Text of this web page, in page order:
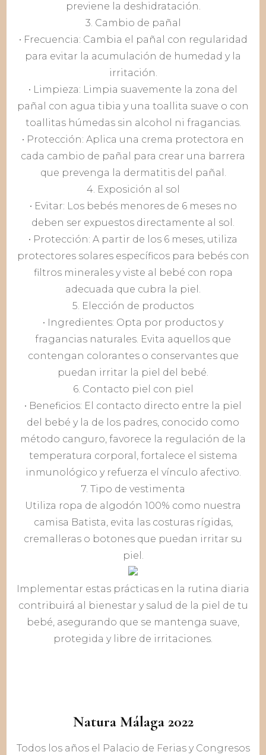
previene la deshidratación.
3. Cambio de pañal
• Frecuencia: Cambia el pañal con regularidad
para evitar la acumulación de humedad y la
irritación.
• Limpieza: Limpia suavemente la zona del
pañal con agua tibia y una toallita suave o con
toallitas húmedas sin alcohol ni fragancias.
• Protección: Aplica una crema protectora en
cada cambio de pañal para crear una barrera
que prevenga la dermatitis del pañal.
4. Exposición al sol
• Evitar: Los bebés menores de 6 meses no
deben ser expuestos directamente al sol.
• Protección: A partir de los 6 meses, utiliza
protectores solares específicos para bebés con
filtros minerales y viste al bebé con ropa
adecuada que cubra la piel.
5. Elección de productos
• Ingredientes: Opta por productos y
fragancias naturales. Evita aquellos que
contengan colorantes o conservantes que
puedan irritar la piel del bebé.
6. Contacto piel con piel
• Beneficios: El contacto directo entre la piel
del bebé y la de los padres, conocido como
método canguro, favorece la regulación de la
temperatura corporal, fortalece el sistema
inmunológico y refuerza el vínculo afectivo.
7. Tipo de vestimenta
Utiliza ropa de algodón 100% como nuestra
camisa Batista, evita las costuras rígidas,
cremalleras o botones que puedan irritar su
piel.
Implementar estas prácticas en la rutina diaria
contribuirá al bienestar y salud de la piel de tu
bebé, asegurando que se mantenga suave,
protegida y libre de irritaciones.
Natura Málaga 2022
Todos los años el Palacio de Ferias y Congresos